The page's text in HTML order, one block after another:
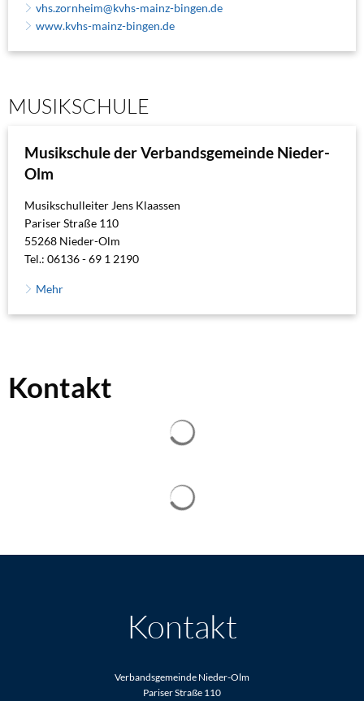
vhs.zornheim@kvhs-mainz-bingen.de
www.kvhs-mainz-bingen.de
MUSIKSCHULE
Musikschule der Verbandsgemeinde Nieder-
Olm
Musikschulleiter Jens Klaassen
Pariser Straße 110
55268 Nieder-Olm
Tel.: 06136 - 69 1 2190
Mehr
Kontakt
Kontakt
Verbandsgemeinde Nieder-Olm
Pariser Straße 110